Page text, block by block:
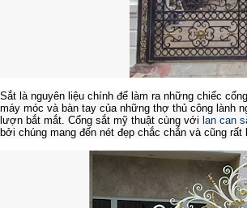
Sắt là nguyên liệu chính để làm ra những chiếc
máy móc và bàn tay của những thợ thủ công lành
lượn bắt mắt. Cổng sắt mỹ thuật cùng với lan can
bởi chúng mang đến nét đẹp chắc chắn và cũng rất